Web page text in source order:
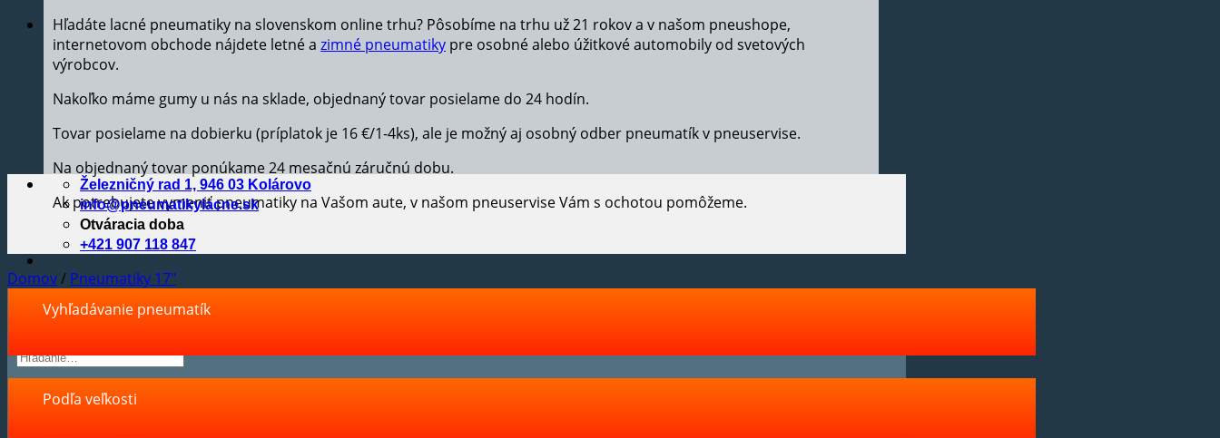
Hľadáte lacné pneumatiky na slovenskom online trhu? Pôsobíme na trhu už 21 rokov a v našom pneushope,
internetovom obchode nájdete letné a zimné pneumatiky pre osobné alebo úžitkové automobily od svetových
výrobcov.
Nakoľko máme gumy u nás na sklade, objednaný tovar posielame do 24 hodín.
Tovar posielame na dobierku (príplatok je 16 €/1-4ks), ale je možný aj osobný odber pneumatík v pneuservise.
Na objednaný tovar ponúkame 24 mesačnú záručnú dobu.
Ak potrebujete vymeniť pneumatiky na Vašom aute, v našom pneuservise Vám s ochotou pomôžeme.
Železničný rad 1, 946 03 Kolárovo
info@pneumatikylacne.sk
Otváracia doba
+421 907 118 847
Domov/ Pneumatiky 17"
Vyhľadávanie pneumatík
Podľa veľkosti